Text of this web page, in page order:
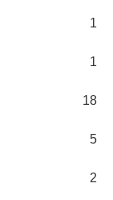
1
1
18
5
2